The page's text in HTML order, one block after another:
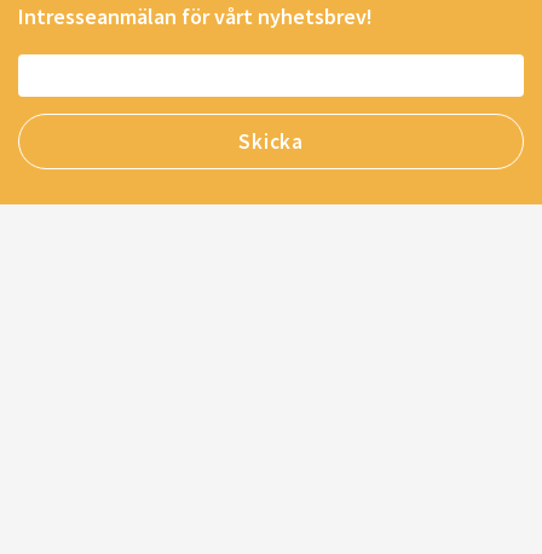
Intresseanmälan för vårt nyhetsbrev!